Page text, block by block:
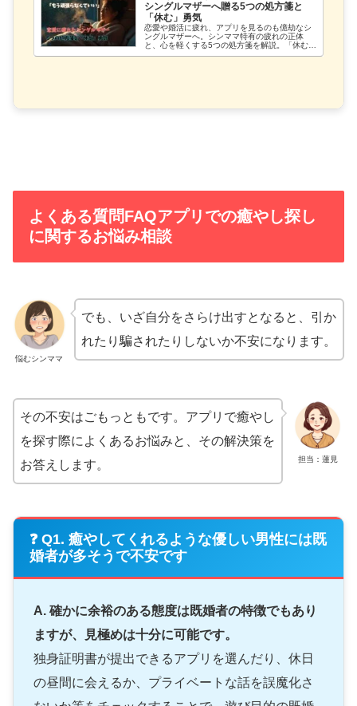
シングルマザーへ贈る5つの処方箋と
「休む」勇気
恋愛や婚活に疲れ、アプリを見るのも億劫なシ
ングルマザーへ。シンママ特有の疲れの正体
と、心を軽くする5つの処方箋を解説。「休む」
ことで素敵な出会いを引き寄せられる理由と
よくある質問FAQアプリでの癒やし探し
に関するお悩み相談
悩むシンママ
でも、いざ自分をさらけ出すとなると、引か
れたり騙されたりしないか不安になります。
担当：蓮見
その不安はごもっともです。アプリで癒やし
を探す際によくあるお悩みと、その解決策を
お答えします。
❓ Q1. 癒やしてくれるような優しい男性には既
婚者が多そうで不安です
A. 確かに余裕のある態度は既婚者の特徴でもあり
ますが、見極めは十分に可能です。
独身証明書が提出できるアプリを選んだり、休日
の昼間に会えるか、プライベートな話を誤魔化さ